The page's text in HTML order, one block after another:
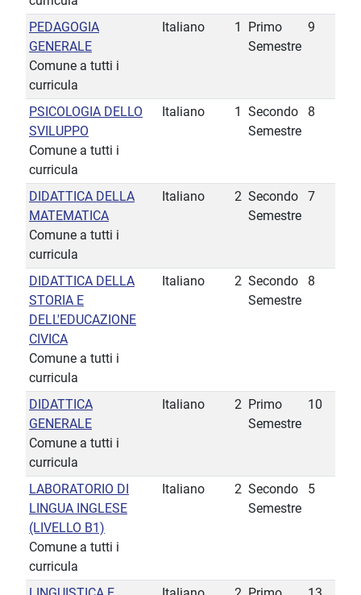
PEDAGOGIA
GENERALE
Comune a tutti i
curricula
Italiano 1
Primo
Semestre
9
PSICOLOGIA DELLO
SVILUPPO
Comune a tutti i
curricula
Italiano 1
Secondo
Semestre
8
DIDATTICA DELLA
MATEMATICA
Comune a tutti i
curricula
Italiano 2 Secondo
Semestre
7
DIDATTICA DELLA
STORIA E
DELL'EDUCAZIONE
CIVICA
Comune a tutti i
curricula
Italiano 2 Secondo
Semestre
8
DIDATTICA
GENERALE
Comune a tutti i
curricula
Italiano 2 Primo
Semestre
10
LABORATORIO DI
LINGUA INGLESE
(LIVELLO B1)
Comune a tutti i
curricula
Italiano 2 Secondo
Semestre
5